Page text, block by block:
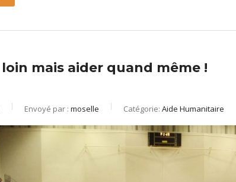
mais aider quand même !
Envoyé par : moselle Catégorie: Aide Humanitaire